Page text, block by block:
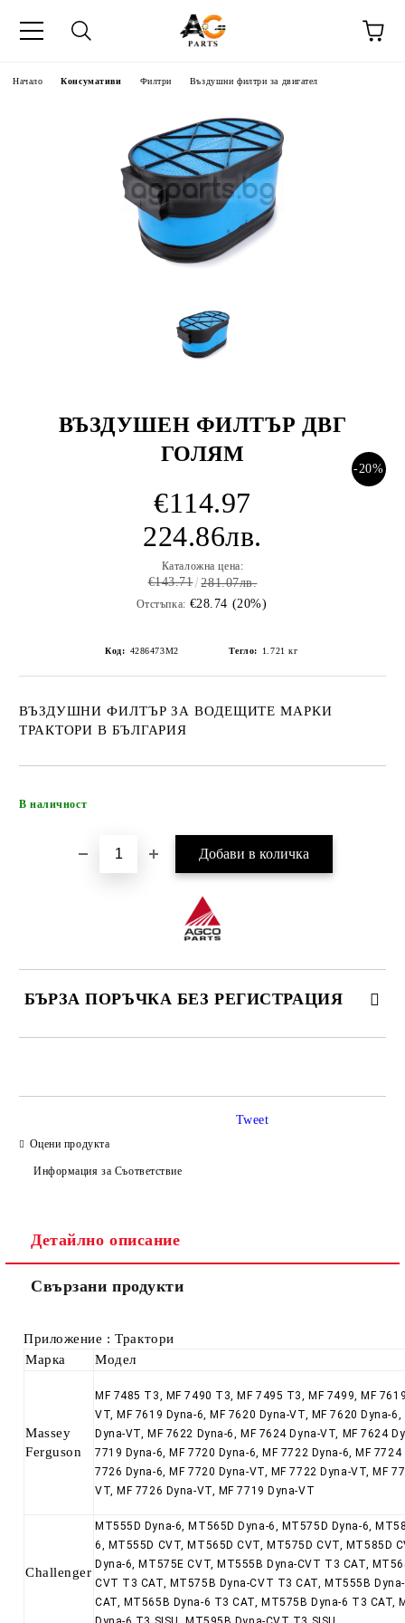
Начало Консумативи Филтри Въздушни филтри за двигател
ВЪЗДУШЕН ФИЛТЪР ДВГ
ГОЛЯМ
-20%
€114.97
224.86лв.
Каталожна цена:
€143.71 281.07лв.
Отстъпка: €28.74 (20%)
Код: 4286473M2 Тегло: 1.721 кг
ВЪЗДУШНИ ФИЛТЪР ЗА ВОДЕЩИТЕ МАРКИ
ТРАКТОРИ В БЪЛГАРИЯ
В наличност
БЪРЗА ПОРЪЧКА БЕЗ РЕГИСТРАЦИЯ
Оцени продукта
Информация за Съответствие
Tweet
Детайлно описание
Свързани продукти
Приложение : Трактори
Марка
Модел
Massey
Ferguson
MF 7485 T3, MF 7490 T3, MF 7495 T3, MF 7499, MF
VT, MF 7619 Dyna-6, MF 7620 Dyna-VT, MF 7620 Dyna-6,
Dyna-VT, MF 7622 Dyna-6, MF 7624 Dyna-VT, MF 7624
7719 Dyna-6, MF 7720 Dyna-6, MF 7722 Dyna-6, MF 7724
7726 Dyna-6, MF 7720 Dyna-VT, MF 7722 Dyna-VT, MF
VT, MF 7726 Dyna-VT, MF 7719 Dyna-VT
Challenger
MT555D Dyna-6, MT565D Dyna-6, MT575D Dyna-6,
6, MT555D CVT, MT565D CVT, MT575D CVT, MT585D
Dyna-6, MT575E CVT, MT555B Dyna-CVT T3 CAT,
CVT T3 CAT, MT575B Dyna-CVT T3 CAT, MT555B
CAT, MT565B Dyna-6 T3 CAT, MT575B Dyna-6 T3 CAT,